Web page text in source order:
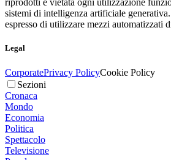
riprodotti è vietata ogni utilizzazione
sistemi di intelligenza artificiale
espresso di utilizzare mezzi automatizzati
Legal
CorporatePrivacy PolicyCookie Policy
Sezioni
Cronaca
Mondo
Economia
Politica
Spettacolo
Televisione